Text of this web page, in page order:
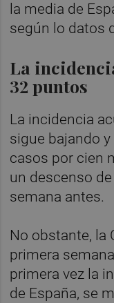
la media de
según lo datos
La
32 puntos
La incidencia
sigue bajando
casos por cien
un descenso
semana antes.
No obstante, la
primera
primera vez la
de España, se